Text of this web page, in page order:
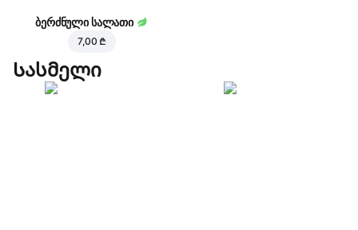
ბერძნული სალათი
7,00 ₾
Სასმელი